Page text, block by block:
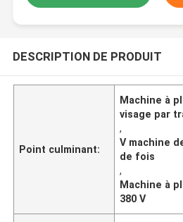
DESCRIPTION DE PRODUIT
Point culminant:
Machine à
visage par
,
V machine
de fois
,
Machine à
380 V